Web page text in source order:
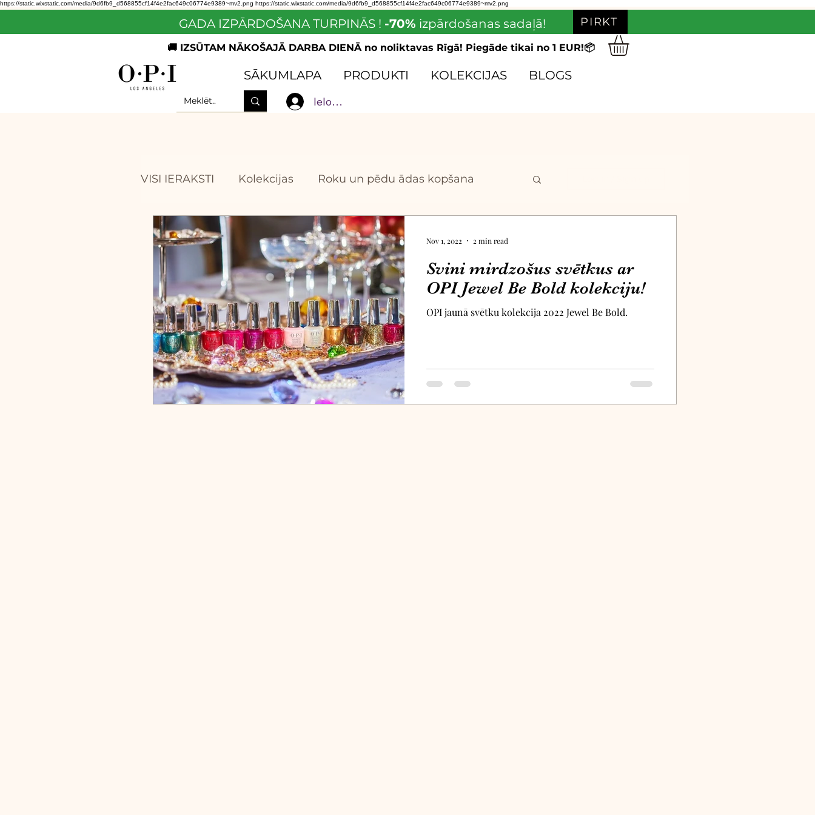
https://static.wixstatic.com/media/9d6fb9_d568855cf14f4e2fac649c06774e9389~mv2.png https://static.wixstatic.com/media/9d6fb9_d568855cf14f4e2fac649c06774e9389~mv2.png
GADA IZPĀRDOŠANA TURPINĀS ! -70% izpārdošanas sadaļā! PIRKT
🚚 IZSŪTAM NĀKOŠAJĀ DARBA DIENĀ no noliktavas Rīgā! Piegāde tikai no 1 EUR!📦
Ielogoties
SĀKUMLAPA PRODUKTI KOLEKCIJAS BLOGS
VISI IERAKSTI Kolekcijas Roku un pēdu ādas kopšana
PAR OPI OPI padomi un ieteikumi
Svini mirdzošus svētkus ar
OPI Jewel Be Bold kolekciju!
OPI jaunā svētku kolekcija 2022 Jewel Be Bold.
Nov 1, 2022 2 min read